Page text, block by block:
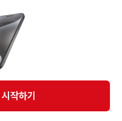
닙니다. 전자상거래 등에서의
에 따라 상품, 상품정보, 거래에 관한 책임은
거래에 대하여 책임을 지지 않습니다.
장터㈜에게 귀속합니다.
드
작하기